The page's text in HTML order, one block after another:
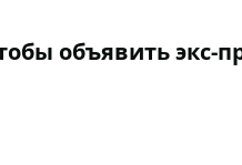
объявить экс-